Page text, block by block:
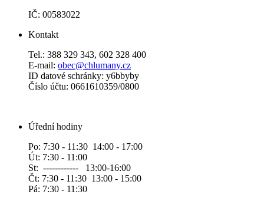
IČ: 00583022
Kontakt
Tel.: 388 329 343, 602 328 400
E-mail: obec@chlumany.cz
ID datové schránky: y6bbyby
Číslo účtu: 0661610359/0800
Úřední hodiny
Po: 7:30 - 11:30 14:00 - 17:00
Út: 7:30 - 11:00
St: ------------ 13:00-16:00
Čt: 7:30 - 11:30 13:00 - 15:00
Pá: 7:30 - 11:30